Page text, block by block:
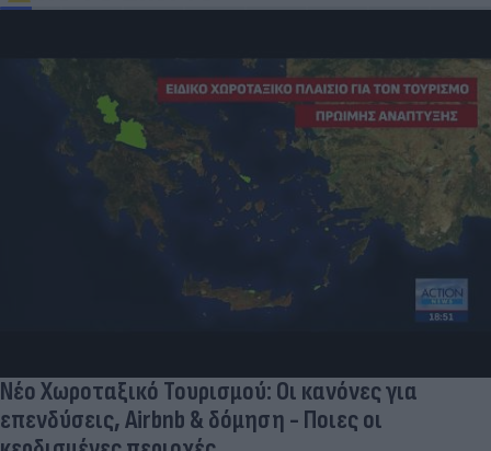
Ποδοσφαιριστές που σίγουρα πίστευες ότι έχουν
σταματήσει κι όμως παίζουν ακόμα μπάλα